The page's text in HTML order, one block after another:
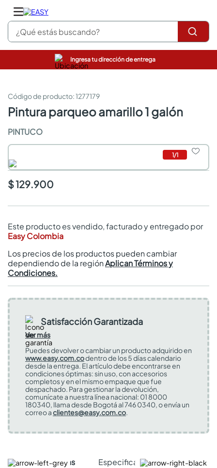
¿Qué estás buscando?
Ingresa tu dirección de entrega
:1277179
pintura parqueo amarillo 1 galón
PINTUCO
1/1
$ 129.900
Este producto es vendido, facturado y entregado por
Easy Colombia
Los precios de los productos pueden cambiar
dependiendo de la regiónAplican Términos y
Condiciones.
Satisfacción Garantizada
Ver más
Puedes devolver o cambiar un producto adquirido en
www.easy.com.codentro de los 5 días calendario
desde la entrega. El artículo debe encontrarse en
condiciones óptimas: sin uso, con accesorios
completos y en el mismo empaque que fue
despachado. Para gestionar la devolución,
comunícate a nuestra línea nacional: 01 8000
180340, llama desde Bogotá al 746 0340, o envía un
correo aclientes@easy.com.co.
Características Especificaciones Técnicas
pinturas
sanitarios
comedor
pisos
armarios closet
comedores
neveras